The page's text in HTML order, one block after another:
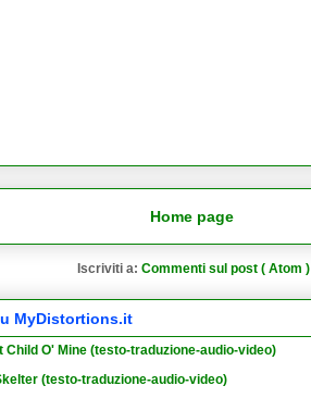
Home page
Iscriviti a: Commenti sul post ( Atom )
MyDistortions.it
Child O' Mine (testo-traduzione-audio-video)
(testo-traduzione-audio-video)